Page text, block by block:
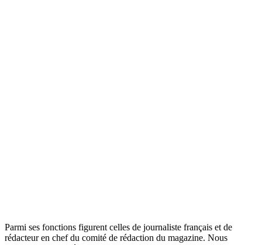
Parmi ses fonctions figurent celles de journaliste français et de
rédacteur en chef du comité de rédaction du magazine. Nous